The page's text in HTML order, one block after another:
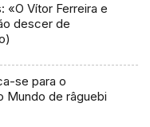
«O Vítor Ferreira e
descer de
se para o
Mundo de râguebi